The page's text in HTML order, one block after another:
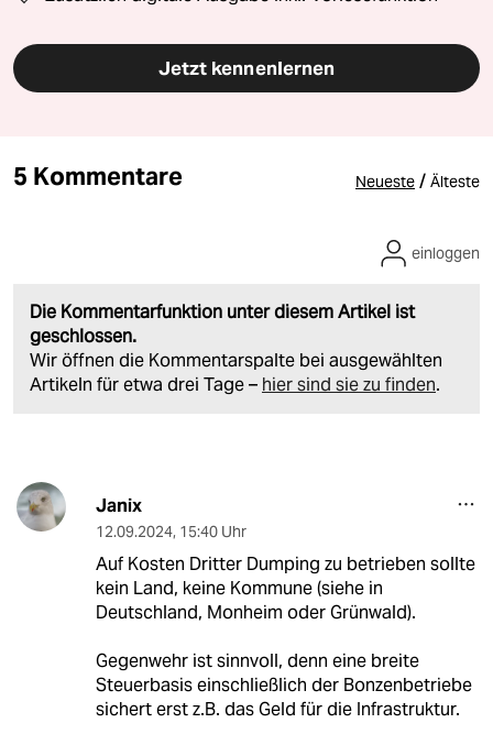
Jetzt kennenlernen
5 Kommentare Neueste / Älteste
Die Kommentarfunktion unter diesem Artikel ist
geschlossen.
Wir öffnen die Kommentarspalte bei ausgewählten
Artikeln für etwa drei Tage – hier sind sie zu finden.
einloggen
Janix
12.09.2024, 15:40 Uhr
Auf Kosten Dritter Dumping zu betrieben sollte
kein Land, keine Kommune (siehe in
Deutschland, Monheim oder Grünwald).
Gegenwehr ist sinnvoll, denn eine breite
Steuerbasis einschließlich der Bonzenbetriebe
sichert erst z.B. das Geld für die Infrastruktur.